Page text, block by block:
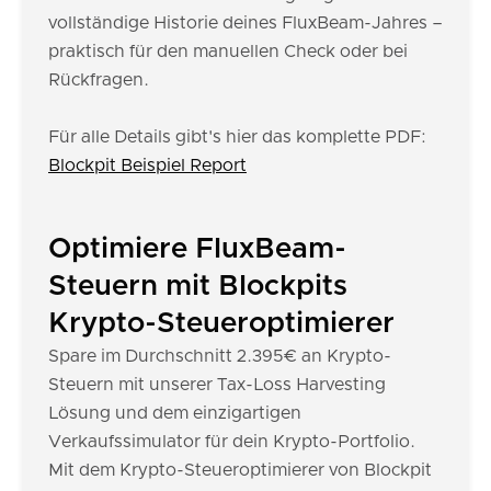
vollständige Historie deines FluxBeam-Jahres –
praktisch für den manuellen Check oder bei
Rückfragen.
Für alle Details gibt's hier das komplette PDF:
Blockpit Beispiel Report
Optimiere FluxBeam-
Steuern mit Blockpits
Krypto-Steueroptimierer
Spare im Durchschnitt 2.395€ an Krypto-
Steuern mit unserer Tax-Loss Harvesting
Lösung und dem einzigartigen
Verkaufssimulator für dein Krypto-Portfolio.
Mit dem Krypto-Steueroptimierer von Blockpit